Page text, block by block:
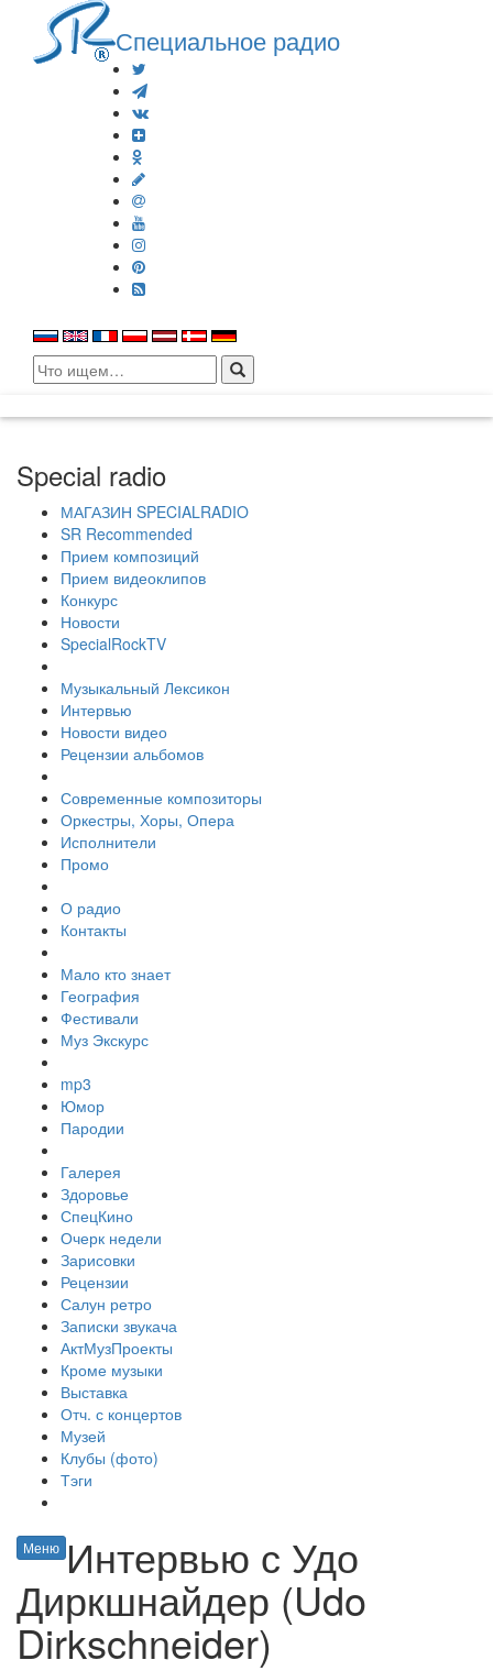
Специальное радио
Search
for:
Special radio
МАГАЗИН SPECIALRADIO
SR Recommended
Прием композиций
Прием видеоклипов
Конкурс
Новости
SpecialRockTV
Музыкальный Лексикон
Интервью
Новости видео
Рецензии альбомов
Современные композиторы
Оркестры, Хоры, Опера
Исполнители
Промо
О радио
Контакты
Мало кто знает
География
Фестивали
Муз Экскурс
mp3
Юмор
Пародии
Галерея
Здоровье
СпецКино
Очерк недели
Зарисовки
Рецензии
Салун ретро
Записки звукача
АктМузПроекты
Кроме музыки
Выставка
Отч. с концертов
Музей
Клубы (фото)
Тэги
Меню Интервью с Удо
Диркшнайдер (Udo
Dirkschneider)